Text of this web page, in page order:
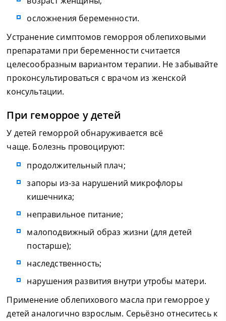
осложнения беременности.
Устранение симптомов геморроя облепиховыми
препаратами при беременности считается
целесообразным вариантом терапии. Не забывайте
проконсультироваться с врачом из женской
консультации.
При геморрое у детей
У детей геморрой обнаруживается всё
чаще. Болезнь провоцируют:
продолжительный плач;
запоры из-за нарушений микрофлоры
кишечника;
неправильное питание;
малоподвижный образ жизни (для детей
постарше);
наследственность;
нарушения развития внутри утробы матери.
Применение облепихового масла при геморрое у
детей аналогично взрослым. Серьёзно отнеситесь к